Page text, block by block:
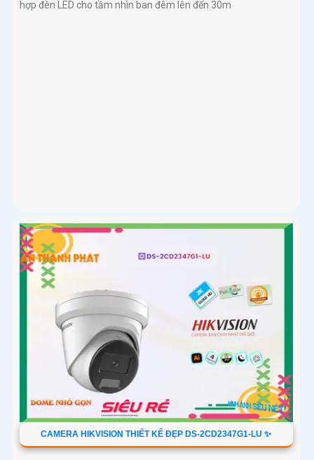
hợp đèn LED cho tầm nhìn ban đêm lên đến 30m
CAMERA HIKVISION THIẾT KẾ ĐẸP DS-2CD2347G1-LU ✨